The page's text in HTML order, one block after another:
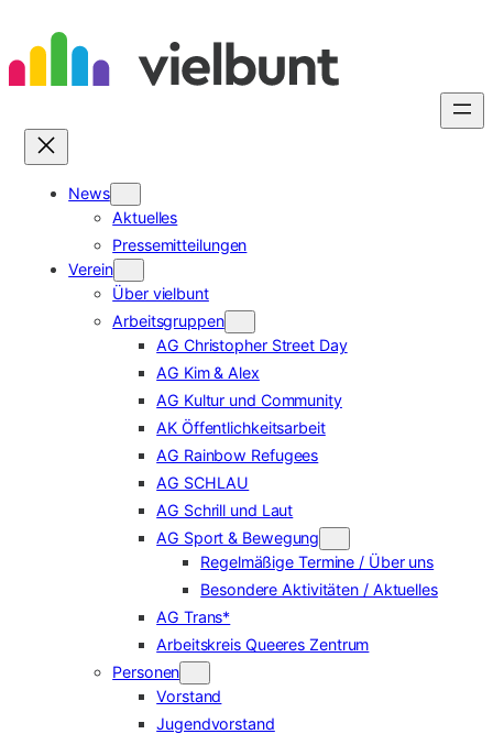
Inhalt
springen
News
Aktuelles
Pressemitteilungen
Verein
Über vielbunt
Arbeitsgruppen
AG Christopher Street Day
AG Kim & Alex
AG Kultur und Community
AK Öffentlichkeitsarbeit
AG Rainbow Refugees
AG SCHLAU
AG Schrill und Laut
AG Sport & Bewegung
Regelmäßige Termine / Über uns
Besondere Aktivitäten / Aktuelles
AG Trans*
Arbeitskreis Queeres Zentrum
Personen
Vorstand
Jugendvorstand